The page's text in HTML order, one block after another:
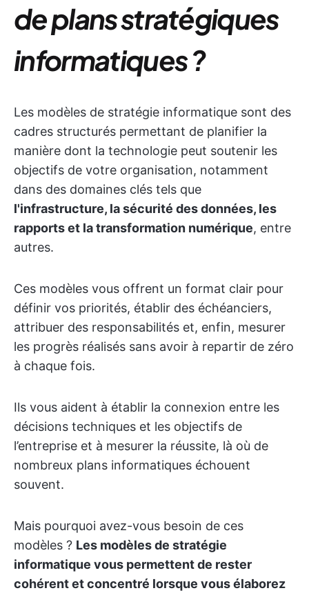
de plans stratégiques
informatiques ?
Les modèles de stratégie informatique sont des
cadres structurés permettant de planifier la
manière dont la technologie peut soutenir les
objectifs de votre organisation, notamment
dans des domaines clés tels que
l'infrastructure, la sécurité des données, les
rapports et la transformation numérique, entre
autres.
Ces modèles vous offrent un format clair pour
définir vos priorités, établir des échéanciers,
attribuer des responsabilités et, enfin, mesurer
les progrès réalisés sans avoir à repartir de zéro
à chaque fois.
Ils vous aident à établir la connexion entre les
décisions techniques et les objectifs de
l’entreprise et à mesurer la réussite, là où de
nombreux plans informatiques échouent
souvent.
Mais pourquoi avez-vous besoin de ces
modèles ? Les modèles de stratégie
informatique vous permettent de rester
cohérent et concentré lorsque vous élaborez